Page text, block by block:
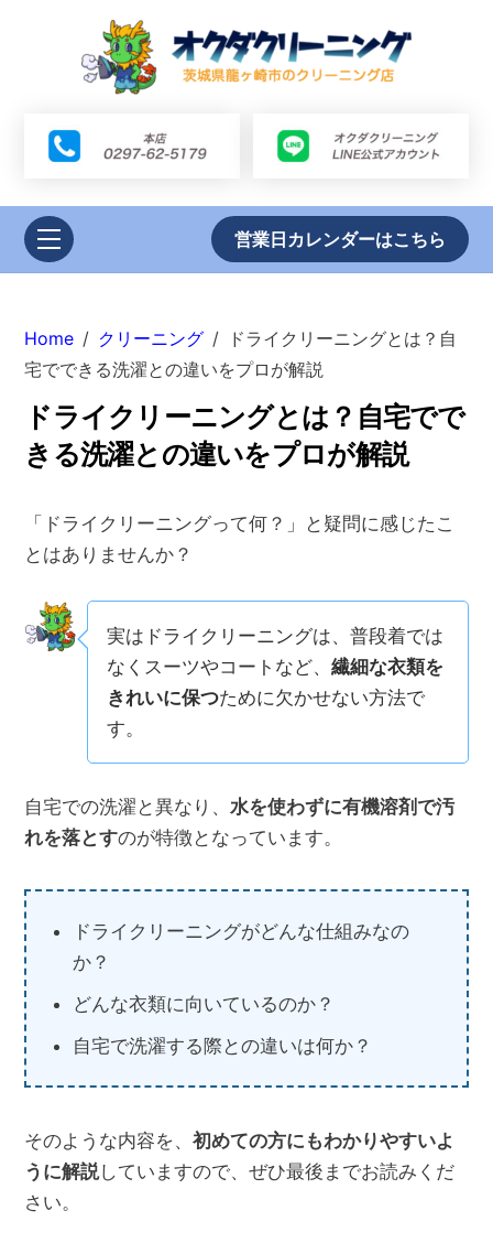
Menu 営業日カレンダーはこちら
Home / クリーニング /
ドライクリーニングとは？自
宅でできる洗濯との違いをプロが解説
ドライクリーニングとは？自宅でで
きる洗濯との違いをプロが解説
「ドライクリーニングって何？」と疑問に感じたこ
とはありませんか？
実はドライクリーニングは、普段着では
なくスーツやコートなど、繊細な衣類を
きれいに保つために欠かせない方法で
す。
自宅での洗濯と異なり、 水を使わずに有機溶剤で汚
れを落とすのが特徴となっています。
ドライクリーニングがどんな仕組みなの
か？
どんな衣類に向いているのか？
自宅で洗濯する際との違いは何か？
そのような内容を、初めての方にもわかりやすいよ
うに解説していますので、ぜひ最後までお読みくだ
さい。